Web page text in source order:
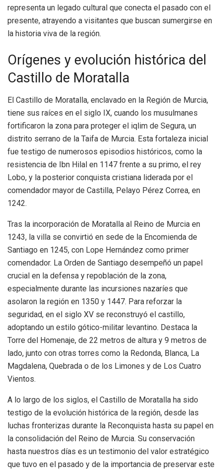
representa un legado cultural que conecta el pasado con el
presente, atrayendo a visitantes que buscan sumergirse en
la historia viva de la región.
Orígenes y evolución histórica del
Castillo de Moratalla
El Castillo de Moratalla, enclavado en la Región de Murcia,
tiene sus raíces en el siglo IX, cuando los musulmanes
fortificaron la zona para proteger el iqlim de Segura, un
distrito serrano de la Taifa de Murcia. Esta fortaleza inicial
fue testigo de numerosos episodios históricos, como la
resistencia de Ibn Hilal en 1147 frente a su primo, el rey
Lobo, y la posterior conquista cristiana liderada por el
comendador mayor de Castilla, Pelayo Pérez Correa, en
1242.
Tras la incorporación de Moratalla al Reino de Murcia en
1243, la villa se convirtió en sede de la Encomienda de
Santiago en 1245, con Lope Hernández como primer
comendador. La Orden de Santiago desempeñó un papel
crucial en la defensa y repoblación de la zona,
especialmente durante las incursiones nazaríes que
asolaron la región en 1350 y 1447. Para reforzar la
seguridad, en el siglo XV se reconstruyó el castillo,
adoptando un estilo gótico-militar levantino. Destaca la
Torre del Homenaje, de 22 metros de altura y 9 metros de
lado, junto con otras torres como la Redonda, Blanca, La
Magdalena, Quebrada o de los Limones y de Los Cuatro
Vientos.
A lo largo de los siglos, el Castillo de Moratalla ha sido
testigo de la evolución histórica de la región, desde las
luchas fronterizas durante la Reconquista hasta su papel en
la consolidación del Reino de Murcia. Su conservación
hasta nuestros días es un testimonio del valor estratégico
que tuvo en el pasado y de la importancia de preservar este